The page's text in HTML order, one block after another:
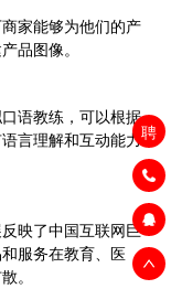
聘
家能够为他们的产
品图像。
语教练，可以根据
言理解和互动能力
映了中国互联网巨
服务在教育、医
。